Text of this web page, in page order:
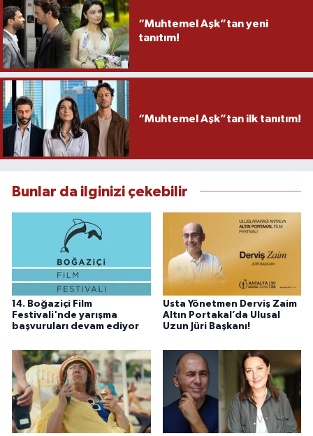
“Muhtemel Aşk”tan yeni
tanıtım!
“Muhtemel Aşk”tan ilk tanıtım!
Bunlar da ilginizi çekebilir
14. Boğaziçi Film
Festivali'nde yarışma
başvuruları devam ediyor
Usta Yönetmen Derviş Zaim
Altın Portakal’da Ulusal
Uzun Jüri Başkanı!